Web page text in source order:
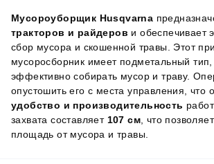
Мусороуборщик Husqvarna
тракторов и райдеров и обеспечивает
сбор мусора и скошенной травы. Этот
мусоросборник имеет подметальный
эффективно собирать мусор и траву.
опустошить его с места управления, что
удобство и производительность
захвата составляет 107 см , что
площадь от мусора и травы.